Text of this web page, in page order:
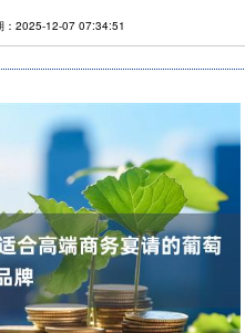
：2025-12-07 07:34:51